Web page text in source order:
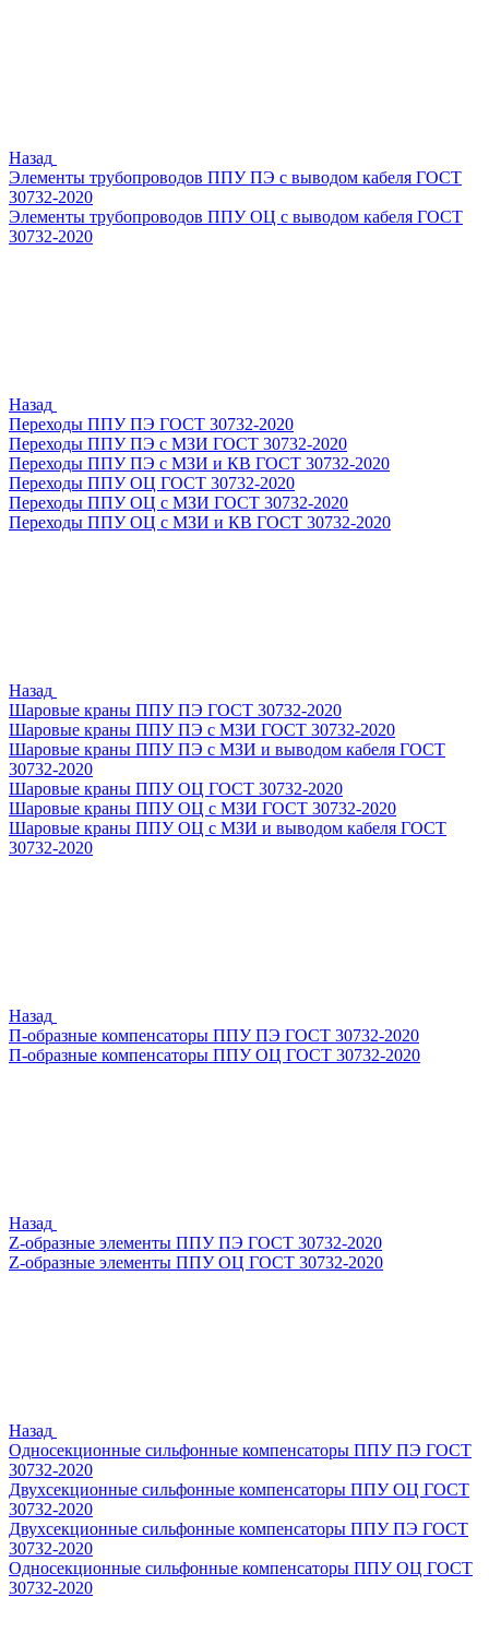
Назад
Элементы трубопроводов ППУ ПЭ с выводом кабеля ГОСТ
30732-2020
Элементы трубопроводов ППУ ОЦ с выводом кабеля ГОСТ
30732-2020
Назад
Переходы ППУ ПЭ ГОСТ 30732-2020
Переходы ППУ ПЭ с МЗИ ГОСТ 30732-2020
Переходы ППУ ПЭ с МЗИ и КВ ГОСТ 30732-2020
Переходы ППУ ОЦ ГОСТ 30732-2020
Переходы ППУ ОЦ с МЗИ ГОСТ 30732-2020
Переходы ППУ ОЦ с МЗИ и КВ ГОСТ 30732-2020
Назад
Шаровые краны ППУ ПЭ ГОСТ 30732-2020
Шаровые краны ППУ ПЭ с МЗИ ГОСТ 30732-2020
Шаровые краны ППУ ПЭ с МЗИ и выводом кабеля ГОСТ
30732-2020
Шаровые краны ППУ ОЦ ГОСТ 30732-2020
Шаровые краны ППУ ОЦ с МЗИ ГОСТ 30732-2020
Шаровые краны ППУ ОЦ с МЗИ и выводом кабеля ГОСТ
30732-2020
Назад
П-образные компенсаторы ППУ ПЭ ГОСТ 30732-2020
П-образные компенсаторы ППУ ОЦ ГОСТ 30732-2020
Назад
Z-образные элементы ППУ ПЭ ГОСТ 30732-2020
Z-образные элементы ППУ ОЦ ГОСТ 30732-2020
Назад
Односекционные сильфонные компенсаторы ППУ ПЭ ГОСТ
30732-2020
Двухсекционные сильфонные компенсаторы ППУ ОЦ ГОСТ
30732-2020
Двухсекционные сильфонные компенсаторы ППУ ПЭ ГОСТ
30732-2020
Односекционные сильфонные компенсаторы ППУ ОЦ ГОСТ
30732-2020